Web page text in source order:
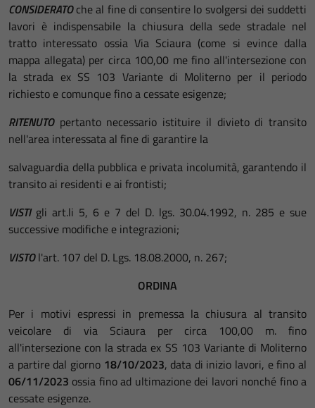
CONSIDERATOche al fine di consentire lo svolgersi dei suddetti
lavori è indispensabile la chiusura della sede stradale nel
tratto interessato ossia Via Sciaura (come si evince dalla
mappa allegata) per circa 100,00 me fino all'intersezione con
la strada ex SS 103 Variante di Moliterno per il periodo
richiesto e comunque fino a cessate esigenze;
RITENUTO pertanto necessario istituire il divieto di transito
nell'area interessata al fine di garantire la
salvaguardia della pubblica e privata incolumità, garantendo il
transito ai residenti e ai frontisti;
VISTI gli art.li 5, 6 e 7 del D. lgs. 30.04.1992, n. 285 e sue
successive modifiche e integrazioni;
VISTOl'art. 107 del D. Lgs. 18.08.2000, n. 267;
ORDINA
Per i motivi espressi in premessa la chiusura al transito
veicolare di via Sciaura per circa 100,00 m. fino
all'intersezione con la strada ex SS 103 Variante di Moliterno
a partire dal giorno 18/10/2023, data di inizio lavori, e fino al
06/11/2023 ossia fino ad ultimazione dei lavori nonché fino a
cessate esigenze.